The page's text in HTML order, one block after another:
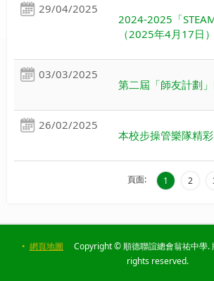
29/04/2025
2024-2025「
（2025年4月17日）
03/03/2025
第二屆「師友計劃
26/02/2025
本校步操管樂隊精
頁面: 1 2
• 網頁地圖
Copyright © 順德聯誼總會翁祐中學.
rights reserved.